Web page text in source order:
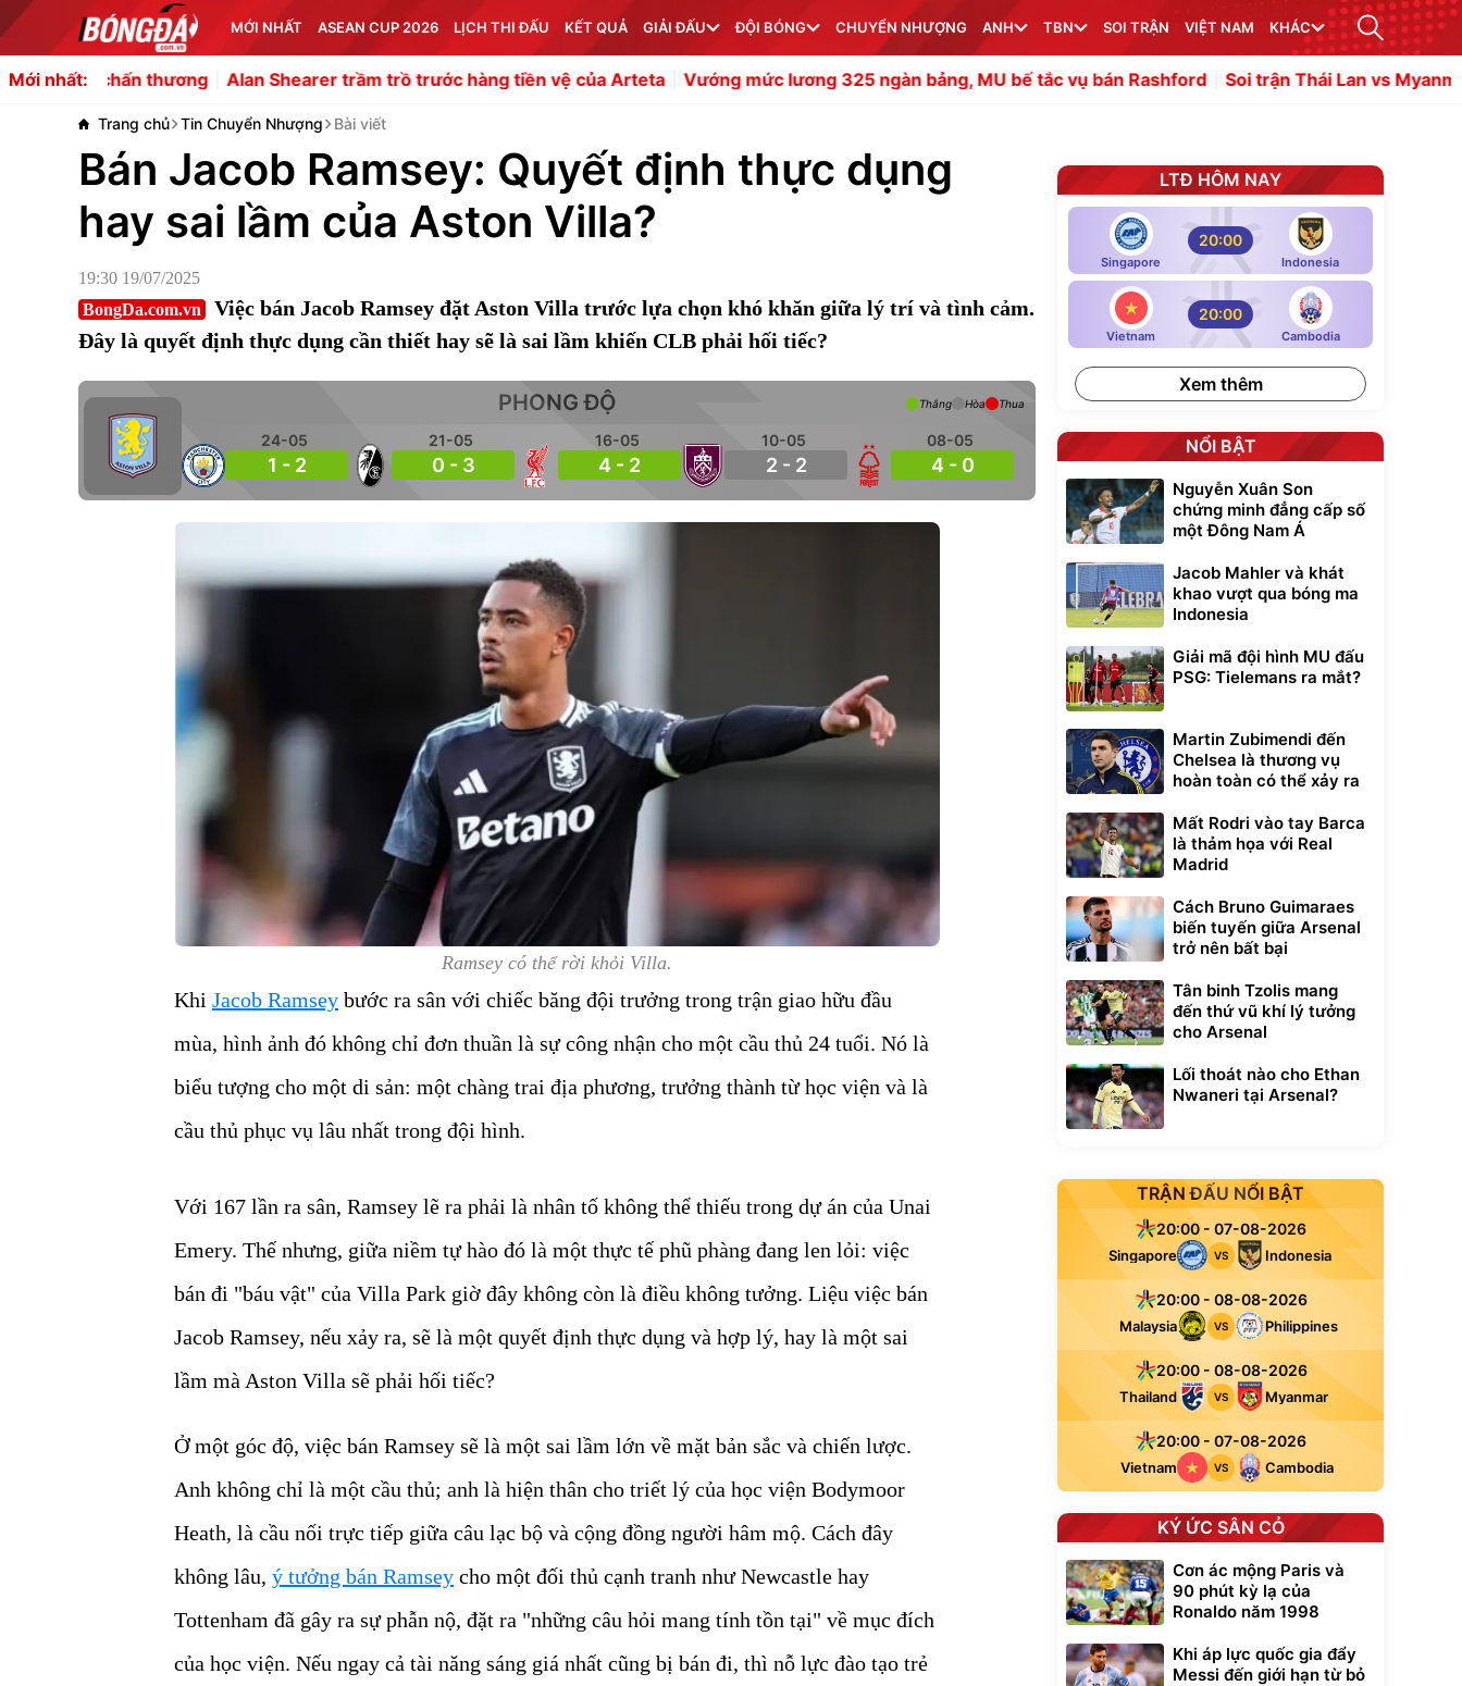
MỚI NHẤT ASEAN CUP 2026 LỊCH THI ĐẤU KẾT QUẢ GIẢI ĐẤU ĐỘI BÓNG CHUYỂN NHƯỢNG ANH TBN SOI TRẬN VIỆT NAM KHÁC
Mới nhất:
thương Alan Shearer trầm trồ trước hàng tiền vệ của Arteta Vướng mức lương 325 ngàn bảng, MU bế tắc vụ bán Rashford Soi trận Thái Lan vs Myanmar: "Voi
Trang chủ Tin Chuyển Nhượng Bài viết
Bán Jacob Ramsey: Quyết định thực dụng
hay sai lầm của Aston Villa?
19:30 19/07/2025
BongDa.com.vn
Việc bán Jacob Ramsey đặt Aston Villa trước lựa chọn khó khăn giữa lý trí và tình cảm.
Đây là quyết định thực dụng cần thiết hay sẽ là sai lầm khiến CLB phải hối tiếc?
PHONG ĐỘ
24-05
1 - 2
21-05
0 - 3
16-05
4 - 2
10-05
2 - 2
08-05
4 - 0
Thắng Hòa Thua
Ramsey có thể rời khỏi Villa.
Khi Jacob Ramsey bước ra sân với chiếc băng đội trưởng trong trận giao hữu đầu
mùa, hình ảnh đó không chỉ đơn thuần là sự công nhận cho một cầu thủ 24 tuổi. Nó là
biểu tượng cho một di sản: một chàng trai địa phương, trưởng thành từ học viện và là
cầu thủ phục vụ lâu nhất trong đội hình.
Với 167 lần ra sân, Ramsey lẽ ra phải là nhân tố không thể thiếu trong dự án của Unai
Emery. Thế nhưng, giữa niềm tự hào đó là một thực tế phũ phàng đang len lỏi: việc
bán đi "báu vật" của Villa Park giờ đây không còn là điều không tưởng. Liệu việc bán
Jacob Ramsey, nếu xảy ra, sẽ là một quyết định thực dụng và hợp lý, hay là một sai
lầm mà Aston Villa sẽ phải hối tiếc?
Ở một góc độ, việc bán Ramsey sẽ là một sai lầm lớn về mặt bản sắc và chiến lược.
Anh không chỉ là một cầu thủ; anh là hiện thân cho triết lý của học viện Bodymoor
Heath, là cầu nối trực tiếp giữa câu lạc bộ và cộng đồng người hâm mộ. Cách đây
không lâu, ý tưởng bán Ramsey cho một đối thủ cạnh tranh như Newcastle hay
Tottenham đã gây ra sự phẫn nộ, đặt ra "những câu hỏi mang tính tồn tại" về mục đích
của học viện. Nếu ngay cả tài năng sáng giá nhất cũng bị bán đi, thì nỗ lực đào tạo trẻ
LTĐ HÔM NAY
Singapore
20:00
Indonesia
Vietnam
20:00
Cambodia
Xem thêm
NỔI BẬT
Nguyễn Xuân Son
chứng minh đẳng cấp số
một Đông Nam Á
Jacob Mahler và khát
khao vượt qua bóng ma
Indonesia
Giải mã đội hình MU đấu
PSG: Tielemans ra mắt?
Martin Zubimendi đến
Chelsea là thương vụ
hoàn toàn có thể xảy ra
Mất Rodri vào tay Barca
là thảm họa với Real
Madrid
Cách Bruno Guimaraes
biến tuyến giữa Arsenal
trở nên bất bại
Tân binh Tzolis mang
đến thứ vũ khí lý tưởng
cho Arsenal
Lối thoát nào cho Ethan
Nwaneri tại Arsenal?
TRẬN ĐẤU NỔI BẬT
20:00 - 07-08-2026
Singapore VS Indonesia
20:00 - 08-08-2026
Malaysia VS Philippines
20:00 - 08-08-2026
Thailand VS Myanmar
20:00 - 07-08-2026
Vietnam VS Cambodia
KÝ ỨC SÂN CỎ
Cơn ác mộng Paris và
90 phút kỳ lạ của
Ronaldo năm 1998
Khi áp lực quốc gia đẩy
Messi đến giới hạn từ bỏ